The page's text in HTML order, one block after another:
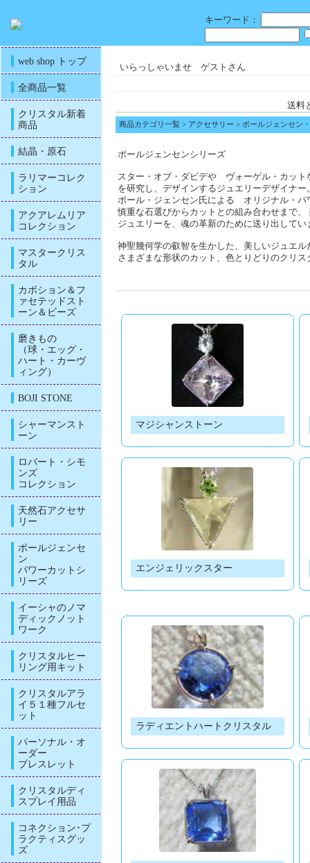
キーワード：
web shop トップ
全商品一覧
クリスタル新着
商品
結晶・原石
ラリマーコレク
ション
アクアレムリア
コレクション
マスタークリス
タル
カボション＆フ
ァセテッドスト
ーン＆ビーズ
磨きもの
（球・エッグ・
ハート・カーヴ
ィング）
BOJI STONE
シャーマンスト
ーン
ロバート・シモ
ンズ
コレクション
天然石アクセサ
リー
ポールジェンセ
ン
パワーカットシ
リーズ
イーシャのノマ
ディックノット
ワーク
クリスタルヒー
リング用キット
クリスタルアラ
イ５１種フルセ
ット
パーソナル・オ
ーダー
ブレスレット
クリスタルディ
スプレイ用品
コネクション･プ
ラクティスグッ
ズ
いらっしゃいませ ゲストさん
送料
商品カテゴリ一覧 > アクセサリー > ポールジェンセン
ポールジェンセンシリーズ
スター・オブ・ダビデや ヴォーゲル・カット
を研究し、デザインするジュエリーデザイナー
ポール・ジェンセン氏による オリジナル・パ
慎重な石選びからカットとの組み合わせまで
ジュエリーを、魂の革新のために送り出してい
神聖幾何学の叡智を生かした、美しいジュエル
さまざまな形状のカット、色とりどりのクリ
マジシャンストーン
エンジェリックスター
ラディエントハートクリスタル